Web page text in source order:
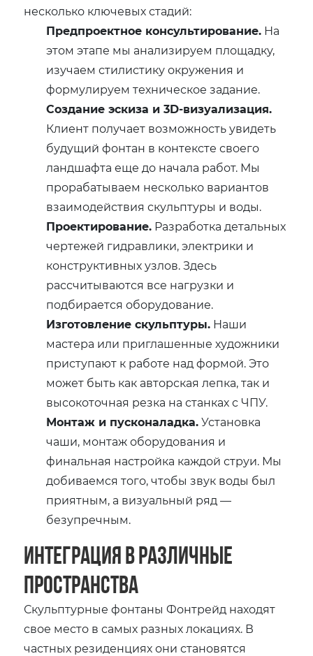
несколько ключевых стадий:
Предпроектное консультирование. На
этом этапе мы анализируем площадку,
изучаем стилистику окружения и
формулируем техническое задание.
Создание эскиза и 3D-визуализация.
Клиент получает возможность увидеть
будущий фонтан в контексте своего
ландшафта еще до начала работ. Мы
прорабатываем несколько вариантов
взаимодействия скульптуры и воды.
Проектирование. Разработка детальных
чертежей гидравлики, электрики и
конструктивных узлов. Здесь
рассчитываются все нагрузки и
подбирается оборудование.
Изготовление скульптуры. Наши
мастера или приглашенные художники
приступают к работе над формой. Это
может быть как авторская лепка, так и
высокоточная резка на станках с ЧПУ.
Монтаж и пусконаладка.Установка
чаши, монтаж оборудования и
финальная настройка каждой струи. Мы
добиваемся того, чтобы звук воды был
приятным, а визуальный ряд —
безупречным.
Интеграция в различные
пространства
Скульптурные фонтаны Фонтрейд находят
свое место в самых разных локациях. В
частных резиденциях они становятся